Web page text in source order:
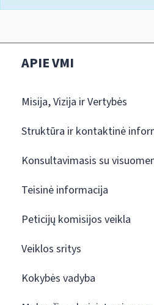
APIE VMI
Misija, Vizija ir Vertybės
Struktūra ir kontaktinė
Konsultavimasis su
Teisinė informacija
Peticijų komisijos veikla
Veiklos sritys
Kokybės vadyba